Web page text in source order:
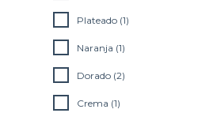
Plateado (1)
Naranja (1)
Dorado (2)
Crema (1)